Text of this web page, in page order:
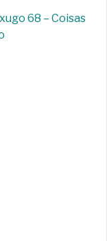
68 – Coisas